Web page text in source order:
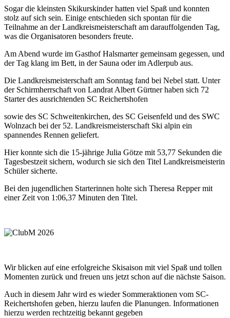
Sogar die kleinsten Skikurskinder hatten viel Spaß und konnten
stolz auf sich sein. Einige entschieden sich spontan für die
Teilnahme an der Landkreismeisterschaft am darauffolgenden Tag,
was die Organisatoren besonders freute.
Am Abend wurde im Gasthof Halsmarter gemeinsam gegessen, und
der Tag klang im Bett, in der Sauna oder im Adlerpub aus.
Die Landkreismeisterschaft am Sonntag fand bei Nebel statt. Unter
der Schirmherrschaft von Landrat Albert Gürtner haben sich 72
Starter des ausrichtenden SC Reichertshofen
sowie des SC Schweitenkirchen, des SC Geisenfeld und des SWC
Wolnzach bei der 52. Landkreismeisterschaft Ski alpin ein
spannendes Rennen geliefert.
Hier konnte sich die 15-jährige Julia Götze mit 53,77 Sekunden die
Tagesbestzeit sichern, wodurch sie sich den Titel Landkreismeisterin
Schüler sicherte.
Bei den jugendlichen Starterinnen holte sich Theresa Repper mit
einer Zeit von 1:06,37 Minuten den Titel.
Wir blicken auf eine erfolgreiche Skisaison mit viel Spaß und tollen
Momenten zurück und freuen uns jetzt schon auf die nächste Saison.
Auch in diesem Jahr wird es wieder Sommeraktionen vom SC-
Reichertshofen geben, hierzu laufen die Planungen. Informationen
hierzu werden rechtzeitig bekannt gegeben